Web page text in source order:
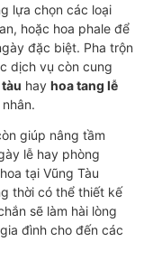
lựa chọn các loại
hoặc hoa phale để
đặc biệt. Pha trộn
dịch vụ còn cung
hay hoa tang lễ
giúp nâng tầm
lễ hay phòng
tại Vũng Tàu
thời có thể thiết kế
sẽ làm hài lòng
đình cho đến các